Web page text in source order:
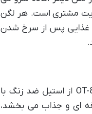
مشتری است. هر لگن
غذایی پس از سرخ شدن
قلب تپنده هر دستگاه صنعتی، متریال ساخت آن است. بدنه سرخ کن OT-82 از استیل ضد زنگ با
ای و جذاب می بخشد،